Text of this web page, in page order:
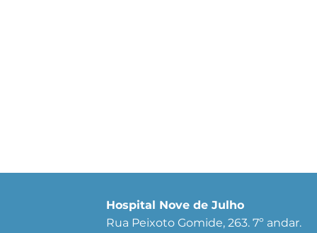
Hospital Nove de Julho
Rua Peixoto Gomide, 263. 7º andar.